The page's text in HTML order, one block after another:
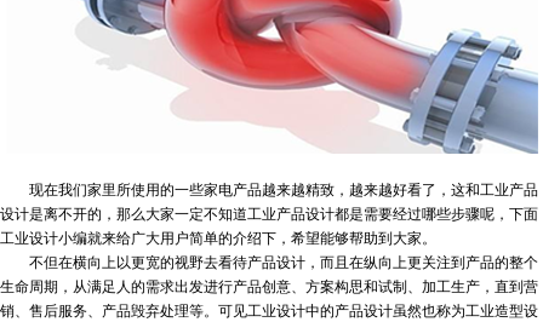
现在我们家里所使用的一些家电产品越来越精致，越来越好看了，这和工业产品
设计是离不开的，那么大家一定不知道工业产品设计都是需要经过哪些步骤呢，下面
工业设计小编就来给广大用户简单的介绍下，希望能够帮助到大家。
不但在横向上以更宽的视野去看待产品设计，而且在纵向上更关注到产品的整个
生命周期，从满足人的需求出发进行产品创意、方案构思和试制、加工生产，直到营
销、售后服务、产品毁弃处理等。可见工业设计中的产品设计虽然也称为工业造型设